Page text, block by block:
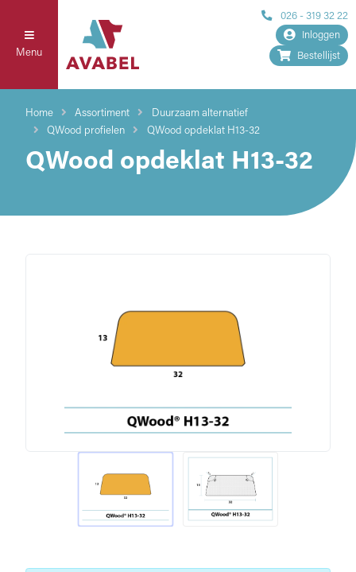
Menu
026 - 319 32 22
Inloggen
Bestellijst
Home Assortiment
Duurzaam alternatief
QWood profielen
QWood opdeklat H13-32
QWood opdeklat H13-32